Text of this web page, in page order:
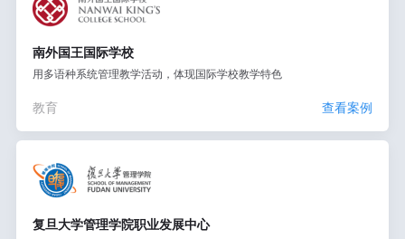
南外国王国际学校
用多语种系统管理教学活动，体现国际学校教学特色
教育 查看案例
复旦大学管理学院职业发展中心